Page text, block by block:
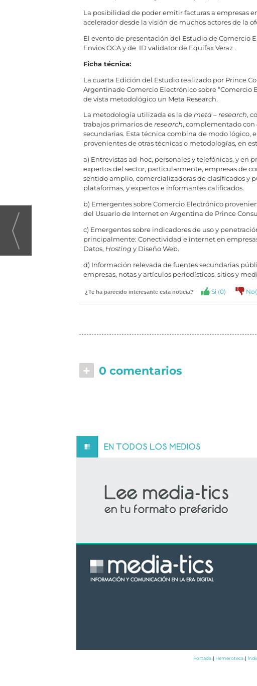
La posibilidad de poder emitir facturas a empresas
acelerador desde la visión de muchos actores de la
El evento de presentación del Estudio de Comercio
Envios OCA y de ID validator de Equifax Veraz .
Ficha técnica:
La cuarta Edición del Estudio realizado por Prince
Argentinade Comercio Electrónico sobre “Comercio
de vista metodológico un Meta Research.
La metodología utilizada es la de meta – research,
trabajos primarios de research, complementado con
secundarias. Esta técnica combina de modo lógico,
provenientes de otras técnicas o metodologías, en
a) Entrevistas ad-hoc, personales y telefónicas, y en
expertos del sector, particularmente, empresas de
sentido amplio, comercializadoras de clasificados y
plataformas, y expertos e informantes calificados.
b) Emergentes sobre Comercio Electrónico
del Usuario de Internet en Argentina de Prince
c) Emergentes sobre indicadores de uso y
principalmente: Conectividad e internet en
Datos, Hostingy Diseño Web.
d) Información relevada de fuentes secundarias
empresas, notas y artículos periodísticos, sitios y
¿Te ha parecido interesante esta noticia? Si (0) No(
+ 0 comentarios
Portada Hemeroteca